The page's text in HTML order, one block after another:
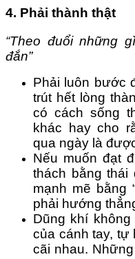
4. Phải thành thật
“Theo đuổi những
đắn”
Phải luôn bước
trút hết lòng
có cách sống
khác hay cho
qua ngày là
Nếu muốn đạt
thách bằng
mạnh mẽ bằng
phải hướng
Dũng khí
của cánh tay, tự
cãi nhau.